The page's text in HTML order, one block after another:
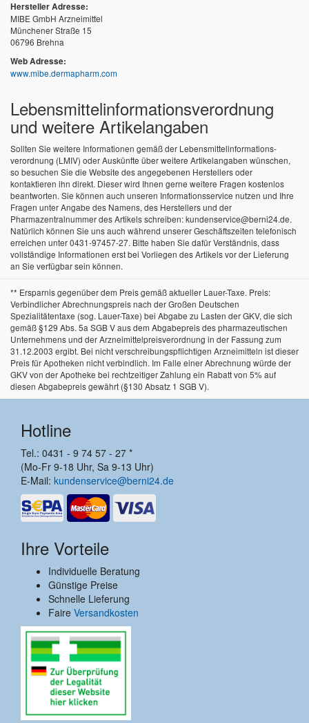
Hersteller Adresse:
MIBE GmbH Arzneimittel
Münchener Straße 15
06796 Brehna
Web Adresse:
www.mibe.dermapharm.com
Lebensmittel­informations­verordnung
und weitere Artikelangaben
Sollten Sie weitere Informationen gemäß der Lebensmittel­informations­
verordnung (LMIV) oder Auskünfte über weitere Artikelangaben wünschen,
so besuchen Sie die Website des angegebenen Herstellers oder
kontaktieren ihn direkt. Dieser wird Ihnen gerne weitere Fragen kostenlos
beantworten. Sie können auch unseren Informationsservice nutzen und Ihre
Fragen unter Angabe des Namens, des Herstellers und der
Pharmazentralnummer des Artikels schreiben: kundenservice@berni24.de.
Natürlich können Sie uns auch während unserer Geschäftszeiten telefonisch
erreichen unter 0431-97457-27. Bitte haben Sie dafür Verständnis, dass
vollständige Informationen erst bei Vorliegen des Artikels vor der Lieferung
an Sie verfügbar sein können.
** Ersparnis gegenüber dem Preis gemäß aktueller Lauer-Taxe. Preis:
Verbindlicher Abrechnungspreis nach der Großen Deutschen
Spezialitätentaxe (sog. Lauer-Taxe) bei Abgabe zu Lasten der GKV, die sich
gemäß §129 Abs. 5a SGB V aus dem Abgabepreis des pharmazeutischen
Unternehmens und der Arzneimittelpreisverordnung in der Fassung zum
31.12.2003 ergibt. Bei nicht verschreibungspflichtigen Arzneimitteln ist dieser
Preis für Apotheken nicht verbindlich. Im Falle einer Abrechnung würde der
GKV von der Apotheke bei rechtzeitiger Zahlung ein Rabatt von 5% auf
diesen Abgabepreis gewährt (§130 Absatz 1 SGB V).
Hotline
Tel.: 0431 - 9 74 57 - 27 *
(Mo-Fr 9-18 Uhr, Sa 9-13 Uhr)
E-Mail: kundenservice@berni24.de
Ihre Vorteile
Individuelle Beratung
Günstige Preise
Schnelle Lieferung
Faire Versandkosten